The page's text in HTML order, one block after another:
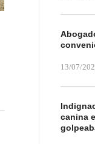
13/07/
canina